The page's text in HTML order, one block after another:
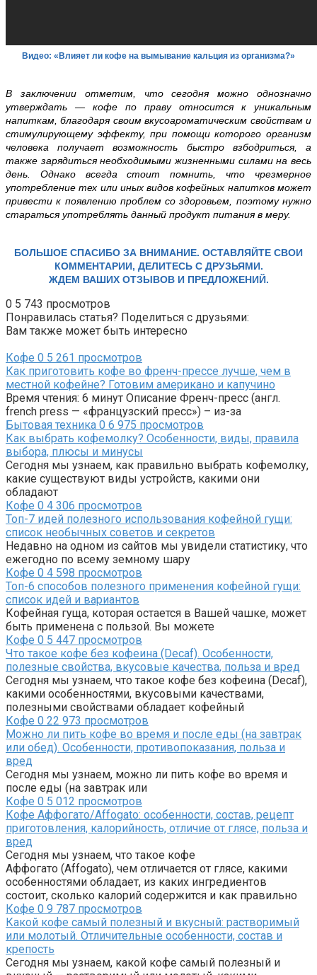
Видео: «Влияет ли кофе на вымывание кальция из организма?»
В заключении отметим, что сегодняможнооднозначно
утверждать — кофе по праву относится к уникальным
напиткам, благодаря своим вкусоароматическим свойствам и
стимулирующему эффекту, при помощи которого организм
человека получает возможность быстро взбодриться, а
также зарядиться необходимыми жизненными силами на весь
день. Однако всегда стоит помнить, что чрезмерное
употребление тех или иных видов кофейных напитков может
привести к появлению проблем со здоровьем, поэтому нужно
стараться употреблять данный продукт питания в меру.
БОЛЬШОЕ СПАСИБО ЗА ВНИМАНИЕ. ОСТАВЛЯЙТЕ СВОИ
КОММЕНТАРИИ, ДЕЛИТЕСЬ С ДРУЗЬЯМИ.
ЖДЕМ ВАШИХ ОТЗЫВОВ И ПРЕДЛОЖЕНИЙ.
0 5 743 просмотров
Понравилась статья? Поделиться с друзьями:
Вам также может быть интересно
Кофе 0 5 261 просмотров
Как приготовить кофе во френч-прессе лучше, чем в
местной кофейне? Готовим американо и капучино
Время чтения: 6 минут Описание Френч-пресс (англ.
french press — «французский пресс») – из-за
Бытовая техника 0 6 975 просмотров
Как выбрать кофемолку? Особенности, виды, правила
выбора, плюсы и минусы
Сегодня мы узнаем, как правильно выбрать кофемолку,
какие существуют виды устройств, какими они
обладают
Кофе 0 4 306 просмотров
Топ-7 идей полезного использования кофейной гущи:
список необычных советов и секретов
Недавно на одном из сайтов мы увидели статистику, что
ежегодно по всему земному шару
Кофе 0 4 598 просмотров
Топ-6 способов полезного применения кофейной гущи:
список идей и вариантов
Кофейная гуща, которая остается в Вашей чашке, может
быть применена с пользой. Вы можете
Кофе 0 5 447 просмотров
Что такое кофе без кофеина (Decaf). Особенности,
полезные свойства, вкусовые качества, польза и вред
Сегодня мы узнаем, что такое кофе без кофеина (Decaf),
какими особенностями, вкусовыми качествами,
полезными свойствами обладает кофейный
Кофе 0 22 973 просмотров
Можно ли пить кофе во время и после еды (на завтрак
или обед). Особенности, противопоказания, польза и
вред
Сегодня мы узнаем, можно ли пить кофе во время и
после еды (на завтрак или
Кофе 0 5 012 просмотров
Кофе Аффогато/Affogato: особенности, состав, рецепт
приготовления, калорийность, отличие от глясе, польза и
вред
Сегодня мы узнаем, что такое кофе
Аффогато (Affogato), чем отличается от глясе, какими
особенностями обладает, из каких ингредиентов
состоит, сколько калорий содержится и как правильно
Кофе 0 9 787 просмотров
Какой кофе самый полезный и вкусный: растворимый
или молотый. Отличительные особенности, состав и
крепость
Сегодня мы узнаем, какой кофе самый полезный и